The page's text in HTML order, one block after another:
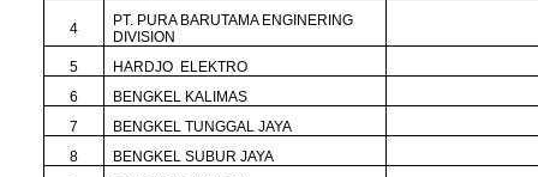
4
PT. PURA BARUTAMA ENGINERING
DIVISION
5
HARDJO ELEKTRO
6
BENGKEL KALIMAS
7
BENGKEL TUNGGAL JAYA
8
BENGKEL SUBUR JAYA